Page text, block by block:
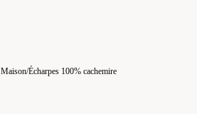
Maison/Écharpes 100% cachemire